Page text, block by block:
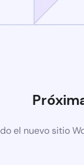
el nuevo sitio